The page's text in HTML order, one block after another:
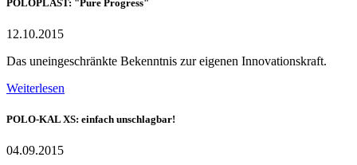
POLOPLAST: "Pure Progress"
12.10.2015
Das uneingeschränkte Bekenntnis zur eigenen Innovationskraft.
Weiterlesen
POLO-KAL XS: einfach unschlagbar!
04.09.2015